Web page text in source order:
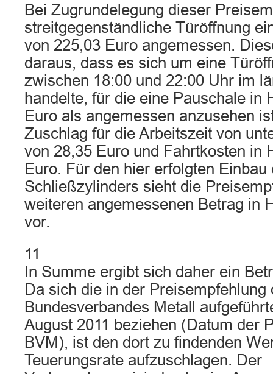
Bei Zugrundelegung dieser
streitgegenständliche Türöffnung
von 225,03 Euro angemessen.
daraus, dass es sich um eine
zwischen 18:00 und 22:00 Uhr im
handelte, für die eine Pauschale in
Euro als angemessen anzusehen
Zuschlag für die Arbeitszeit von
von 28,35 Euro und Fahrtkosten in
Euro. Für den hier erfolgten Einbau
Schließzylinders sieht die
weiteren angemessenen Betrag in
vor.
11
In Summe ergibt sich daher ein
Da sich die in der Preisempfehlung
Bundesverbandes Metall
August 2011 beziehen (Datum der
BVM), ist den dort zu findenden
Teuerungsrate aufzuschlagen. Der